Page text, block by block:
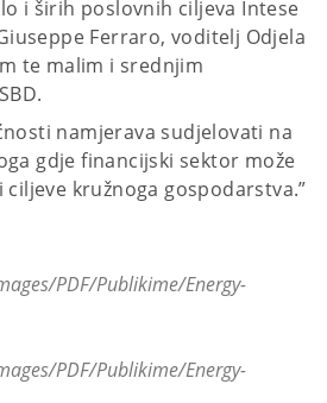
i širih poslovnih ciljeva Intese
Ferraro, voditelj Odjela
te malim i srednjim
namjerava sudjelovati na
gdje financijski sektor može
kružnoga gospodarstva.”
PDF/Publikime/Energy-
PDF/Publikime/Energy-